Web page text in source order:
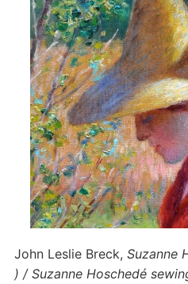
John Leslie Breck, Suzanne
) / Suzanne Hoschedé